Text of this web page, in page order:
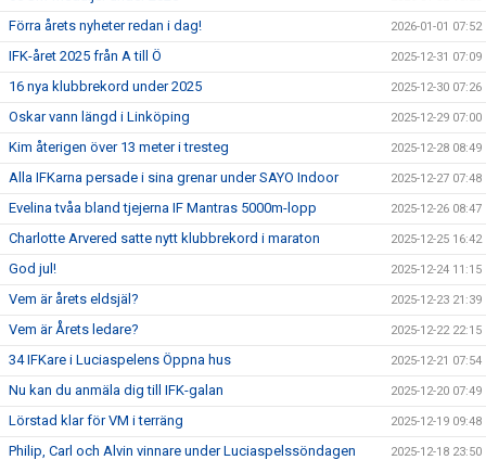
Förra årets nyheter redan i dag! 2026-01-01 07:52
IFK-året 2025 från A till Ö 2025-12-31 07:09
16 nya klubbrekord under 2025 2025-12-30 07:26
Oskar vann längd i Linköping 2025-12-29 07:00
Kim återigen över 13 meter i tresteg 2025-12-28 08:49
Alla IFKarna persade i sina grenar under SAYO Indoor 2025-12-27 07:48
Evelina tvåa bland tjejerna IF Mantras 5000m-lopp 2025-12-26 08:47
Charlotte Arvered satte nytt klubbrekord i maraton 2025-12-25 16:42
God jul! 2025-12-24 11:15
Vem är årets eldsjäl? 2025-12-23 21:39
Vem är Årets ledare? 2025-12-22 22:15
34 IFKare i Luciaspelens Öppna hus 2025-12-21 07:54
Nu kan du anmäla dig till IFK-galan 2025-12-20 07:49
Lörstad klar för VM i terräng 2025-12-19 09:48
Philip, Carl och Alvin vinnare under Luciaspelssöndagen 2025-12-18 23:50